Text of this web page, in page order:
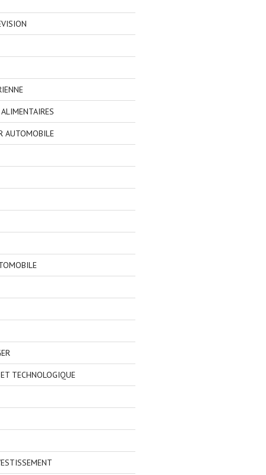
AUTOMOBILE
TECHNOLOGIQUE